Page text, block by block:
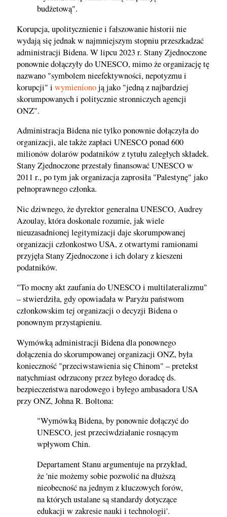
budżetową".
Korupcja, upolitycznienie i fałszowanie historii nie
wydają się jednak w najmniejszym stopniu przeszkadzać
administracji Bidena. W lipcu 2023 r. Stany Zjednoczone
ponownie dołączyły do UNESCO, mimo że organizację tę
nazwano "symbolem nieefektywności, nepotyzmu i
korupcji" i wymienionoją jako "jedną z najbardziej
skorumpowanych i politycznie stronniczych agencji
ONZ".
Administracja Bidena nie tylko ponownie dołączyła do
organizacji, ale także zapłaci UNESCO ponad 600
milionów dolarów podatników z tytułu zaległych składek.
Stany Zjednoczone przestały finansować UNESCO w
2011 r., po tym jak organizacja zaprosiła "Palestynę" jako
pełnoprawnego członka.
Nic dziwnego, że dyrektor generalna UNESCO, Audrey
Azoulay, która doskonale rozumie, jak wiele
nieuzasadnionej legitymizacji daje skorumpowanej
organizacji członkostwo USA, z otwartymi ramionami
przyjęła Stany Zjednoczone i ich dolary z kieszeni
podatników.
"To mocny akt zaufania do UNESCO i multilateralizmu"
– stwierdziła, gdy opowiadała w Paryżu państwom
członkowskim tej organizacji o decyzji Bidena o
ponownym przystąpieniu.
Wymówką administracji Bidena dla ponownego
dołączenia do skorumpowanej organizacji ONZ, była
konieczność "przeciwstawienia się Chinom" – pretekst
natychmiast odrzucony przez byłego doradcę ds.
bezpieczeństwa narodowego i byłego ambasadora USA
przy ONZ, Johna R. Boltona:
"Wymówką Bidena, by ponownie dołączyć do
UNESCO, jest przeciwdziałanie rosnącym
wpływom Chin.
Departament Stanu argumentuje na przykład,
że 'nie możemy sobie pozwolić na dłuższą
nieobecność na jednym z kluczowych forów,
na których ustalane są standardy dotyczące
edukacji w zakresie nauki i technologii'.